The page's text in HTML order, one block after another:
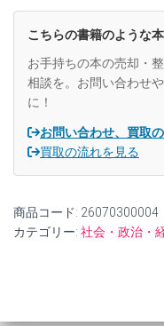
こちらの書籍のような
お手持ちの本の売却・
相談を。お問い合わせ
に！
お問い合わせ、買取
買取の流れを見る
商品コード: 26070300004
カテゴリー: 社会・政治・